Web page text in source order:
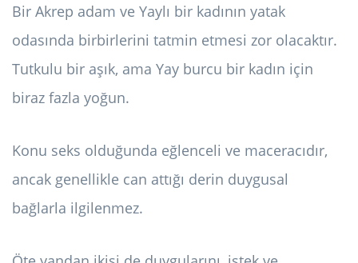
Bir Akrep adam ve Yaylı bir kadının yatak
odasında birbirlerini tatmin etmesi zor olacaktır.
Tutkulu bir aşık, ama Yay burcu bir kadın için
biraz fazla yoğun.
Konu seks olduğunda eğlenceli ve maceracıdır,
ancak genellikle can attığı derin duygusal
bağlarla ilgilenmez.